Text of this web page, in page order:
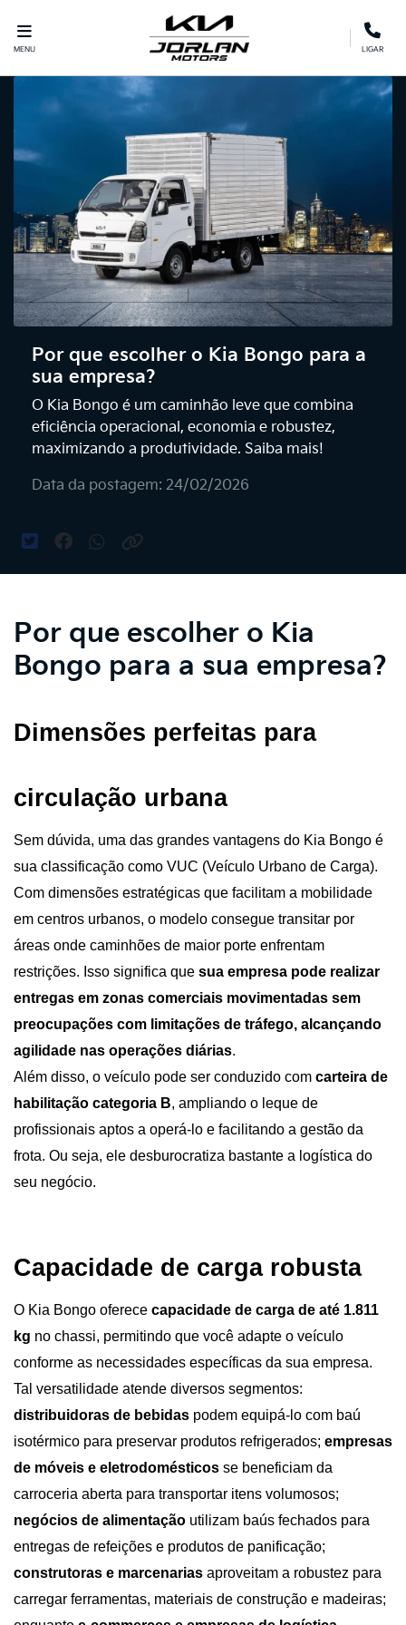
MENU LIGAR
Por que escolher o Kia Bongo para a
sua empresa?
O Kia Bongo é um caminhão leve que combina
eficiência operacional, economia e robustez,
maximizando a produtividade. Saiba mais!
Data da postagem: 24/02/2026
Por que escolher o Kia
Bongo para a sua empresa?
Dimensões perfeitas para
circulação urbana
Sem dúvida, uma das grandes vantagens do Kia Bongo é
sua classificação como VUC (Veículo Urbano de Carga).
Com dimensões estratégicas que facilitam a mobilidade
em centros urbanos, o modelo consegue transitar por
áreas onde caminhões de maior porte enfrentam
restrições. Isso significa que sua empresa pode realizar
entregas em zonas comerciais movimentadas sem
preocupações com limitações de tráfego, alcançando
agilidade nas operações diárias.
Além disso, o veículo pode ser conduzido com carteira de
habilitação categoria B, ampliando o leque de
profissionais aptos a operá-lo e facilitando a gestão da
frota. Ou seja, ele desburocratiza bastante a logística do
seu negócio.
Capacidade de carga robusta
O Kia Bongo oferece capacidade de carga de até 1.811
kg no chassi, permitindo que você adapte o veículo
conforme as necessidades específicas da sua empresa.
distribuidoras de bebidas podem equipá-lo com baú
isotérmico para preservar produtos refrigerados; empresas
de móveis e eletrodomésticos se beneficiam da
negócios de alimentação utilizam baús fechados para
construtoras e marcenarias aproveitam a robustez para
carregar ferramentas, materiais de construção e madeiras;